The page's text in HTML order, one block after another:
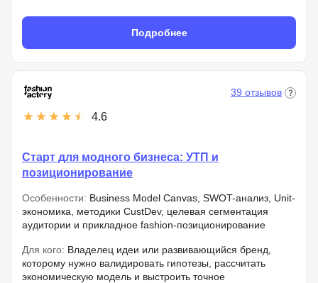
Подробнее
4.6
39 отзывов
Старт для модного бизнеса: УТП и
позиционирование
Особенности: Business Model Canvas, SWOT-анализ, Unit-
экономика, методики CustDev, целевая сегментация
аудитории и прикладное fashion-позиционирование
Для кого: Владелец идеи или развивающийся бренд,
которому нужно валидировать гипотезы, рассчитать
экономическую модель и выстроить точное